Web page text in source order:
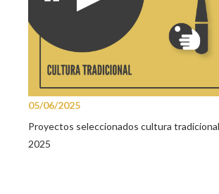
05/06/2025
Proyectos seleccionados cultura
2025